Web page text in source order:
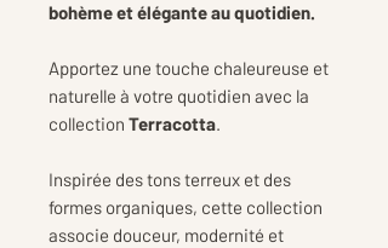
bohème et élégante au quotidien.
Apportez une touche chaleureuse et
naturelle à votre quotidien avec la
collection Terracotta.
Inspirée des tons terreux et des
formes organiques, cette collection
associe douceur, modernité et